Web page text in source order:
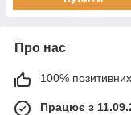
Про нас
100% позитивних
Працює з